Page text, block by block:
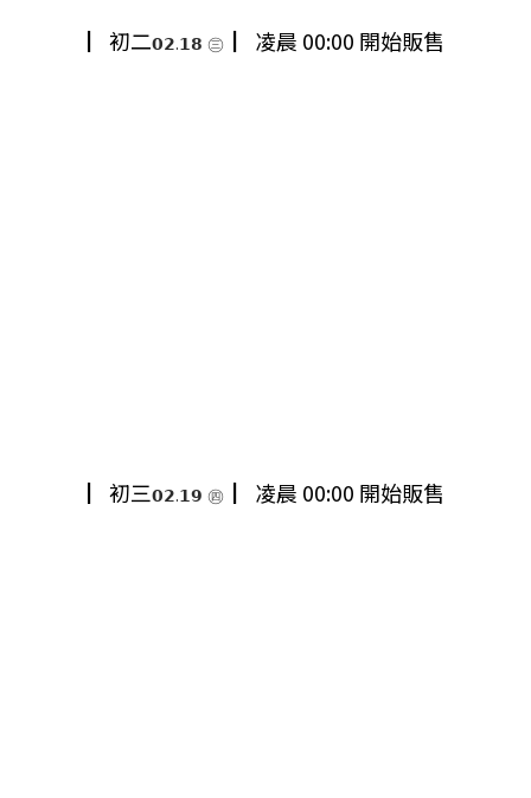
▏初二𝟬𝟮.𝟭𝟴 ㊂▏凌晨 00:00 開始販售
▏初三𝟬𝟮.𝟭𝟵 ㊃▏凌晨 00:00 開始販售